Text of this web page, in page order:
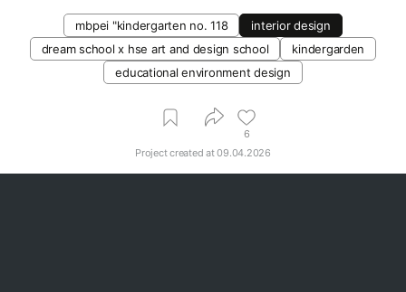
mbpei "kindergarten no. 118
interior design
dream school x hse art and design school
kindergarden
educational environment design
6
Project created at09.04.2026